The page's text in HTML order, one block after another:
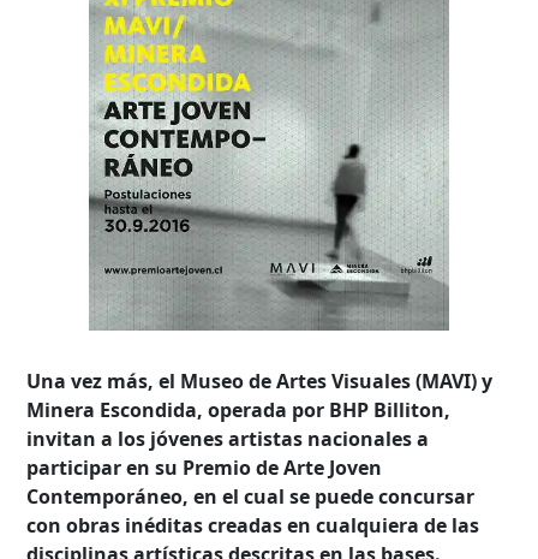
Una vez más, el Museo de Artes Visuales (MAVI) y
Minera Escondida, operada por BHP Billiton,
invitan a los jóvenes artistas nacionales a
participar en su Premio de Arte Joven
Contemporáneo, en el cual se puede concursar
con obras inéditas creadas en cualquiera de las